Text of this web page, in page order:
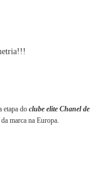
etapa do clube elite Chanel de
marca na Europa.